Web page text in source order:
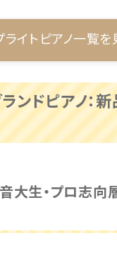
ライトピアノ一覧を
ンドピアノ：
大生・プロ志向